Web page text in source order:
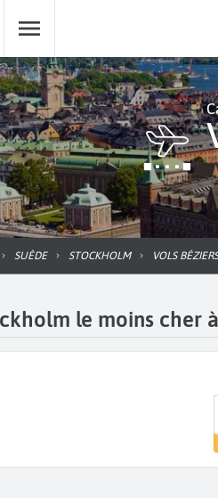
SUÈDE STOCKHOLM VOLS
le moins cher